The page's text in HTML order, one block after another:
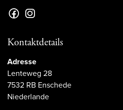
Kontaktdetails
Adresse
Lenteweg 28
7532 RB Enschede
Niederlande